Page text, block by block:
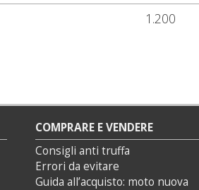
1.200
COMPRARE E VENDERE
Consigli anti truffa
Errori da evitare
Guida all’acquisto: moto nuova